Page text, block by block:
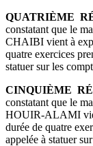
QUATRIÈME
constatant que le
CHAIBI vient à
quatre exercices
statuer sur les
CINQUIÈME
constatant que le
HOUIR-ALAMI
durée de quatre
appelée à statuer